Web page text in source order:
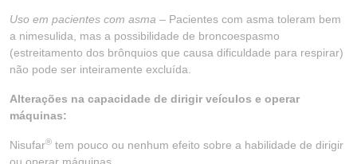
Uso em pacientes com asma – Pacientes com asma toleram bem
a nimesulida, mas a possibilidade de broncoespasmo
(estreitamento dos brônquios que causa dificuldade para respirar)
não pode ser inteiramente excluída.
Alterações na capacidade de dirigir veículos e operar
máquinas:
Nisufar® tem pouco ou nenhum efeito sobre a habilidade de dirigir